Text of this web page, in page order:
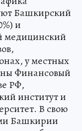
Башкирский
и
медицинский
у местных
Финансовый
РФ,
институт и
В свою
Башкирии